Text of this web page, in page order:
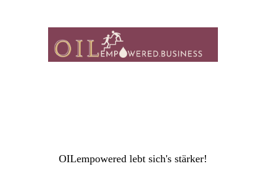
OILempowered lebt sich's stärker!